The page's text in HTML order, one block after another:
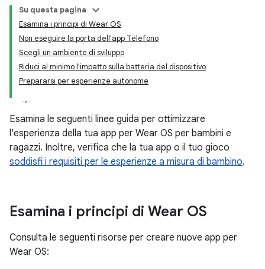
Su questa pagina
Esamina i principi di Wear OS
Non eseguire la porta dell'app Telefono
Scegli un ambiente di sviluppo
Riduci al minimo l'impatto sulla batteria del dispositivo
Prepararsi per esperienze autonome
Esamina le seguenti linee guida per ottimizzare
l'esperienza della tua app per Wear OS per bambini e
ragazzi. Inoltre, verifica che la tua app o il tuo gioco
soddisfi i requisiti per le esperienze a misura di bambino.
Esamina i principi di Wear OS
Consulta le seguenti risorse per creare nuove app per
Wear OS: